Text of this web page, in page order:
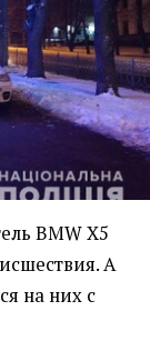
BMW X5
А
на них с